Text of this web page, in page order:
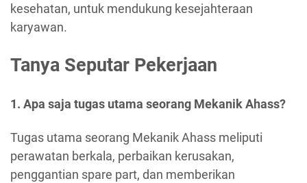
kesehatan, untuk mendukung kesejahteraan
karyawan.
Tanya Seputar Pekerjaan
1. Apa saja tugas utama seorang Mekanik Ahass?
Tugas utama seorang Mekanik Ahass meliputi
perawatan berkala, perbaikan kerusakan,
penggantian spare part, dan memberikan